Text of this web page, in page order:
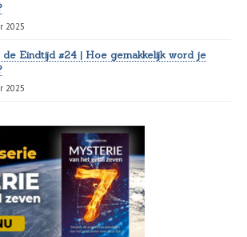
2025
de Eindtijd #24 | Hoe gemakkelijk word je
2025